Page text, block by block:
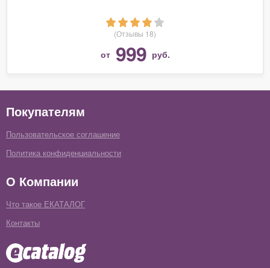
(Отзывы 18)
от 999 руб.
Покупателям
Пользовательское соглашение
Политика конфиденциальности
О Компании
Что такое ЕКАТАЛОГ
Контакты